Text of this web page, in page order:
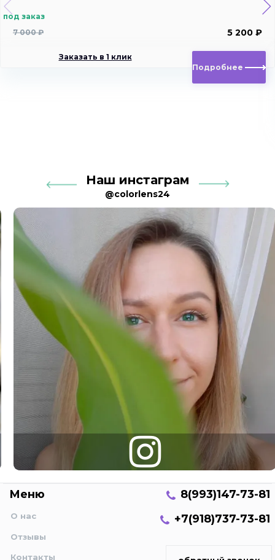
под заказ
7 000 ₽
5 200 ₽
Заказать в 1 клик
Подробнее
Наш инстаграм
@colorlens24
Меню
О нас
Отзывы
Контакты
8(993)147-73-81
+7(918)737-73-81